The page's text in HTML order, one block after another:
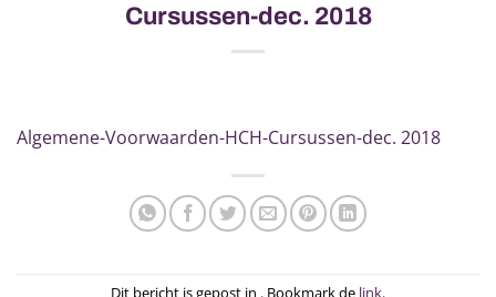
Cursussen-dec. 2018
Algemene-Voorwaarden-HCH-Cursussen-dec. 2018
Dit bericht is gepost in . Bookmark de link.